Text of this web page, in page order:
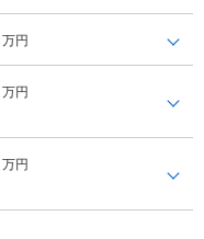
万円
万円
万円